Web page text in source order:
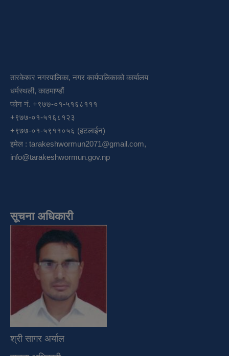
तारकेश्वर नगरपालिका, नगर कार्यपालिकाको कार्यालय
धर्मस्थली, काठमाण्डौं
फोन नं. +९७७-०१-५१६८१११
+९७७-०१-५१६८१२३
+९७७-०१-५९११०५६ (हटलाईन)
इमेल : tarakeshwormun2071@gmail.com,
info@tarakeshwormun.gov.np
सूचना अधिकारी
श्री सागर अर्याल